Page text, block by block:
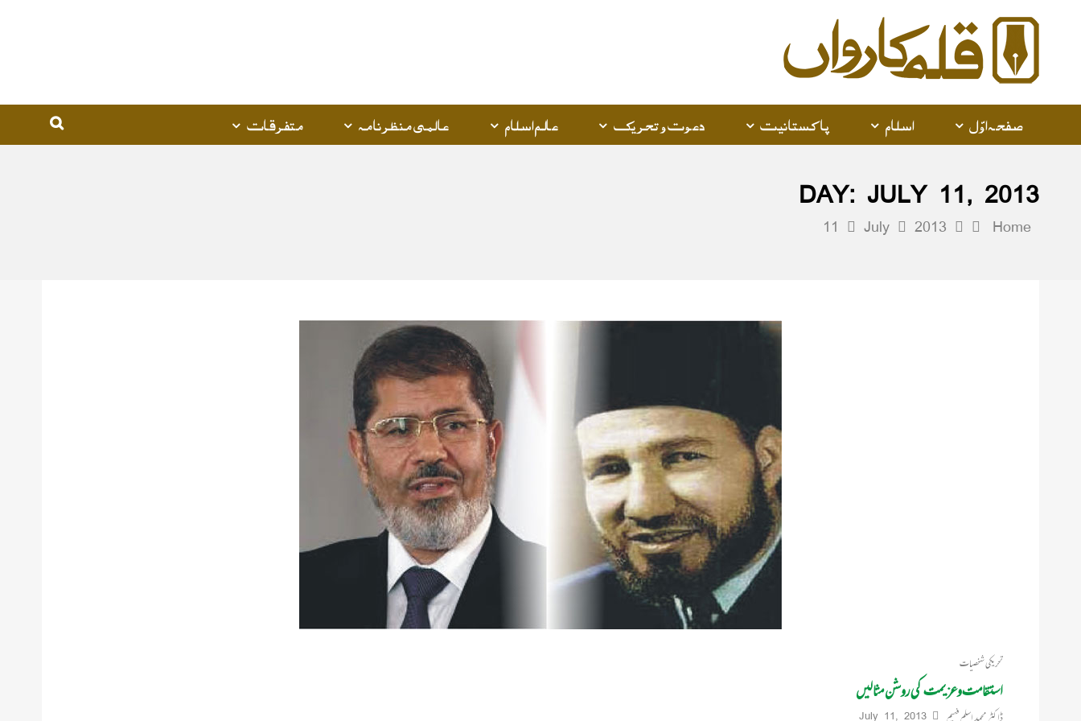
صفحہ اوّل اسلام پاکستانیت دعوت و تحریک عالم اسلام عالمی منظرنامہ متفرقات
DAY: JULY 11, 2013
Home
2013
July
11
تحریکی شخصیات
استقامت وعزیمت کی روشن مثالیں